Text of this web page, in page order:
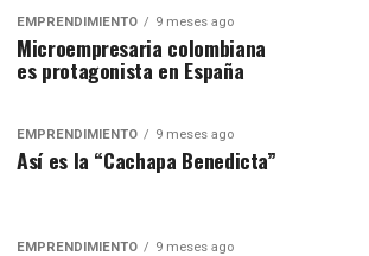
EMPRENDIMIENTO 9 meses ago
Microempresaria colombiana
es protagonista en España
EMPRENDIMIENTO 9 meses ago
Así es la “Cachapa Benedicta”
EMPRENDIMIENTO 9 meses ago